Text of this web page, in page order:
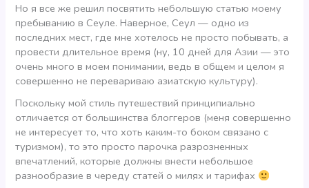
Но я все же решил посвятить небольшую статью моему
пребыванию в Сеуле. Наверное, Сеул — одно из
последних мест, где мне хотелось не просто побывать, а
провести длительное время (ну, 10 дней для Азии — это
очень много в моем понимании, ведь в общем и целом я
совершенно не перевариваю азиатскую культуру).
Поскольку мой стиль путешествий принципиально
отличается от большинства блоггеров (меня совершенно
не интересует то, что хоть каким-то боком связано с
туризмом), то это просто парочка разрозненных
впечатлений, которые должны внести небольшое
разнообразие в череду статей о милях и тарифах